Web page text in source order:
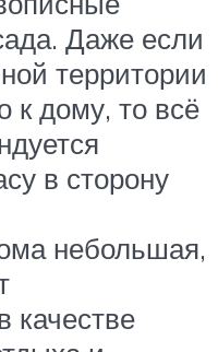
Даже если
территории
к дому, то всё
в сторону
небольшая,
качестве